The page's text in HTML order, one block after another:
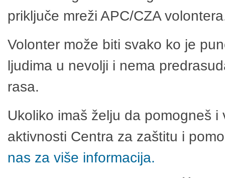
priključe mreži APC/CZA
Volonter može biti svako ko je
ljudima u nevolji i nema
rasa.
Ukoliko imaš želju da pomogneš
aktivnosti Centra za zaštitu i
nas za više informacija.